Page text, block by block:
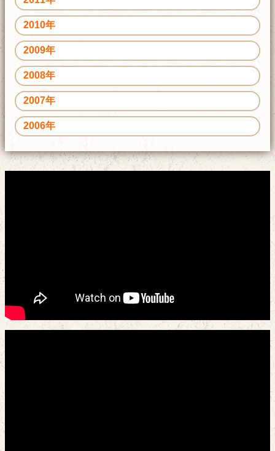
2010年
2009年
2008年
2007年
2006年